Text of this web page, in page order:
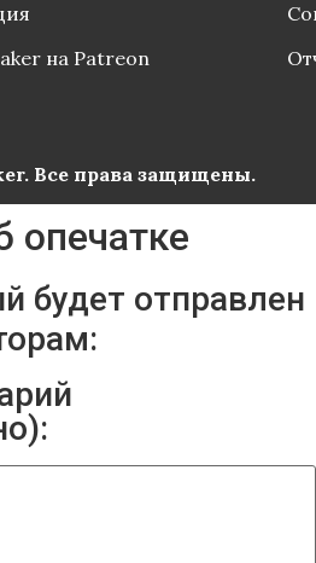
на Patreon
Все права защищены.
опечатке
будет отправлен